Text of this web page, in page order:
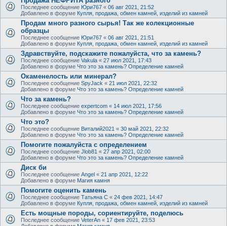
Последнее сообщение Юри767 « 06 авг 2021, 21:52
Добавлено в форуме Купля, продажа, обмен камней, изделий из камней
Продам много разного сырья! Так же колекционные
образцы
Последнее сообщение Юри767 « 06 авг 2021, 21:51
Добавлено в форуме Купля, продажа, обмен камней, изделий из камней
Здравствуйте, подскажите пожалуйста, что за камень?
Последнее сообщение Vakula « 27 июл 2021, 17:43
Добавлено в форуме Что это за камень? Определение камней
Окаменелость или минерал?
Последнее сообщение SpyJack « 21 июл 2021, 22:32
Добавлено в форуме Что это за камень? Определение камней
Что за камень?
Последнее сообщение expertcom « 14 июл 2021, 17:56
Добавлено в форуме Что это за камень? Определение камней
Что это?
Последнее сообщение Виталий2021 « 30 май 2021, 22:32
Добавлено в форуме Что это за камень? Определение камней
Помогите пожалуйста с определением
Последнее сообщение Jlob81 « 27 апр 2021, 02:00
Добавлено в форуме Что это за камень? Определение камней
Диск би
Последнее сообщение Angel « 21 апр 2021, 12:22
Добавлено в форуме Магия камня
Помогите оценить камень
Последнее сообщение Татьяна С « 24 фев 2021, 14:47
Добавлено в форуме Купля, продажа, обмен камней, изделий из камней
Есть мощные породы, сориентируйте, поделюсь
Последнее сообщение VeterAn « 17 фев 2021, 23:53